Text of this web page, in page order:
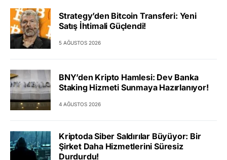
Strategy’den Bitcoin Transferi: Yeni
Satış İhtimali Güçlendi!
5 AĞUSTOS 2026
BNY’den Kripto Hamlesi: Dev Banka
Staking Hizmeti Sunmaya Hazırlanıyor!
4 AĞUSTOS 2026
Kriptoda Siber Saldırılar Büyüyor: Bir
Şirket Daha Hizmetlerini Süresiz
Durdurdu!